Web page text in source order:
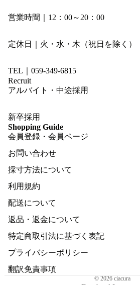
営業時間｜12：00～20：00
定休日｜火・水・木（祝日を除く）
TEL｜059-349-6815
Recruit
アルバイト・中途採用
新卒採用
Shopping Guide
会員登録・会員ページ
お問い合わせ
採寸方法について
利用規約
配送について
返品・返金について
特定商取引法に基づく表記
プライバシーポリシー
翻訳免責事項
© 2026 ciacura